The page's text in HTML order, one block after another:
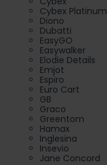
Cybex Platinum
Diono
Dubatti
EasyGO
Easywalker
Elodie Details
Emjot
Espiro
Euro Cart
GB
Graco
Greentom
Hamax
Inglesina
Insevio
Jane Concord